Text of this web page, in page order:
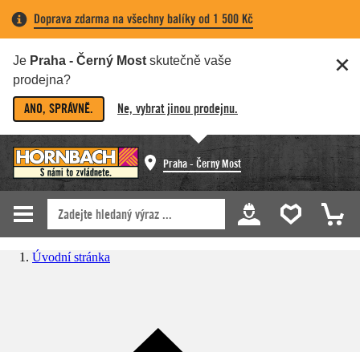
Doprava zdarma na všechny balíky od 1 500 Kč
Je Praha - Černý Most skutečně vaše
prodejna?
ANO, SPRÁVNĚ. Ne, vybrat jinou prodejnu.
Praha - Černý Most
Úvodní stránka